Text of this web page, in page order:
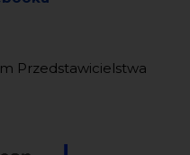
Przedstawicielstwa